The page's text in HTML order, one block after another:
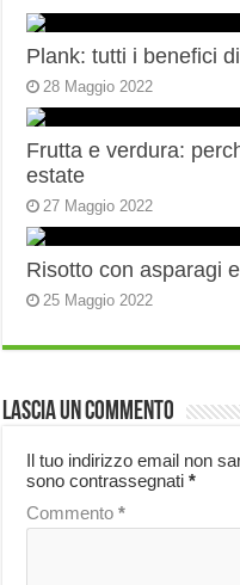
Plank: tutti i benefici
28 Maggio 2022
Frutta e verdura:
estate
27 Maggio 2022
Risotto con asparagi
25 Maggio 2022
Lascia un commento
Il tuo indirizzo email non
sono contrassegnati*
Commento*